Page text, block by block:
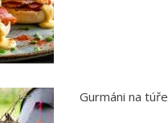
Gurmáni na túře